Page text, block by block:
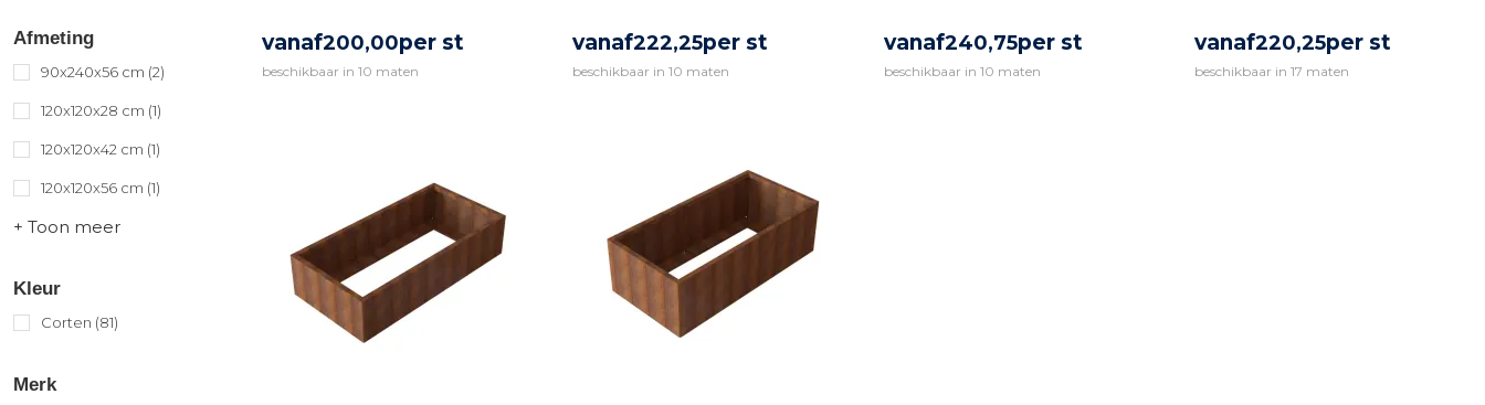
Afmeting
90x240x56 cm (2)
120x120x28 cm (1)
120x120x42 cm (1)
120x120x56 cm (1)
+ Toon meer
Kleur
Corten (81)
Merk
vanaf200,00per st
beschikbaar in 10 maten
vanaf222,25per st
beschikbaar in 10 maten
vanaf240,75per st
beschikbaar in 10 maten
vanaf220,25per st
beschikbaar in 17 maten